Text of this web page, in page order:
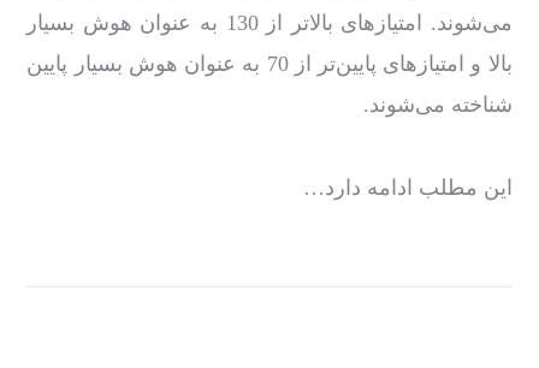
می‌شوند. امتیازهای بالاتر از 130 به عنوان هوش بسیار
بالا و امتیازهای پایین‌تر از 70 به عنوان هوش بسیار پایین
شناخته می‌شوند.
این مطلب ادامه دارد…